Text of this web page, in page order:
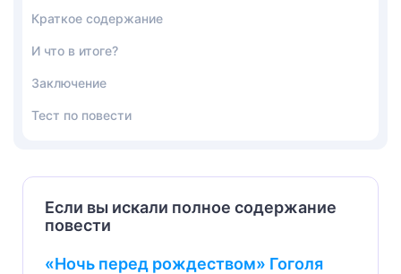
Краткое содержание
И что в итоге?
Заключение
Тест по повести
Если вы искали полное содержание
повести
«Ночь перед рождеством» Гоголя